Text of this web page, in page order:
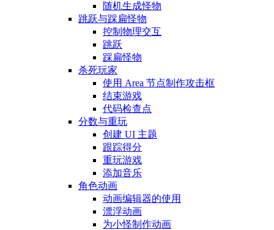
随机生成怪物
跳跃与踩扁怪物
控制物理交互
跳跃
踩扁怪物
杀死玩家
使用 Area 节点制作攻击框
结束游戏
代码检查点
分数与重玩
创建 UI 主题
跟踪得分
重玩游戏
添加音乐
角色动画
动画编辑器的使用
漂浮动画
为小怪制作动画